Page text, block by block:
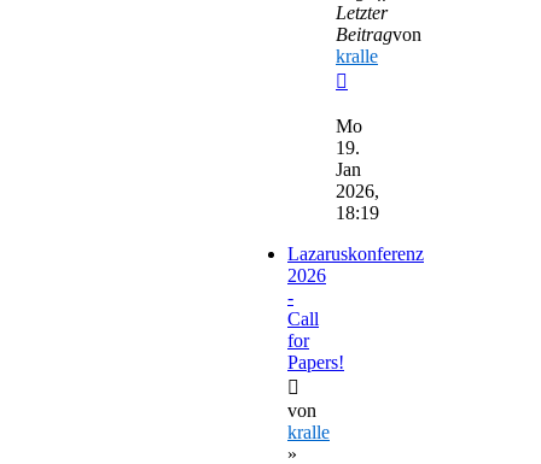
Letzter
Beitragvon
kralle
Beitrag
Mo
19.
Jan
2026,
18:19
Lazaruskonferenz
2026
-
Call
for
Papers!
von
kralle
»